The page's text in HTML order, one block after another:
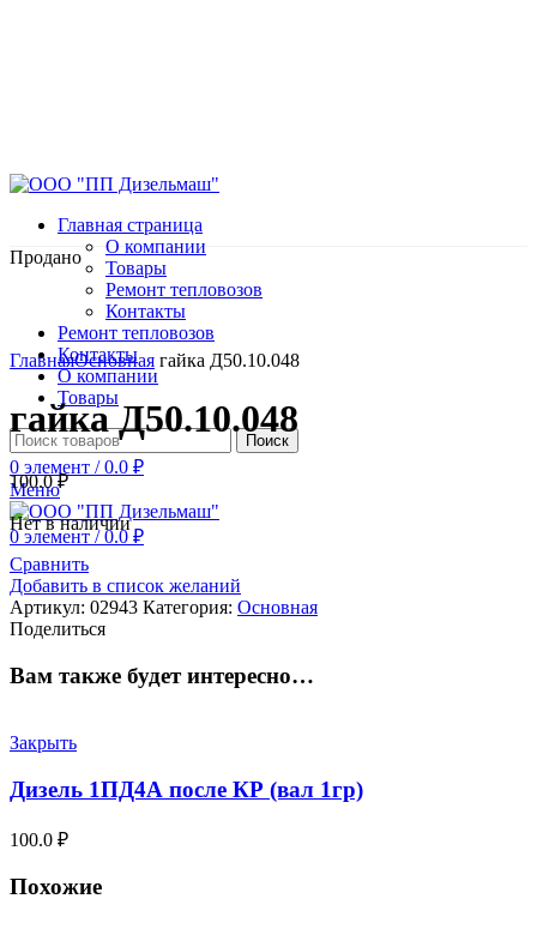
Главная страница
О компании
Товары
Ремонт тепловозов
Контакты
Ремонт тепловозов
Контакты
О компании
Товары
Поиск
0 элемент / 0.0 ₽
Меню
0элемент / 0.0₽
Продано
Нажмите, чтобы увеличить
ГлавнаяОсновная гайка Д50.10.048
гайка Д50.10.048
100.0₽
Нет в наличии
Сравнить
Добавить в список желаний
Артикул: 02943 Категория: Основная
Поделиться
Вам также будет интересно…
Закрыть
Дизель 1ПД4А после КР (вал 1гр)
100.0 ₽
Похожие